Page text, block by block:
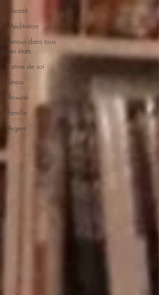
Gestalt
Méditation
Amour dans tous
ses états
Estime de soi
Stress
Anxiété
Famille
Argent